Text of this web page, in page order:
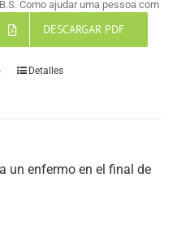
Como ajudar uma pessoa com
DESCARGAR PDF
Detalles
un enfermo en el final de